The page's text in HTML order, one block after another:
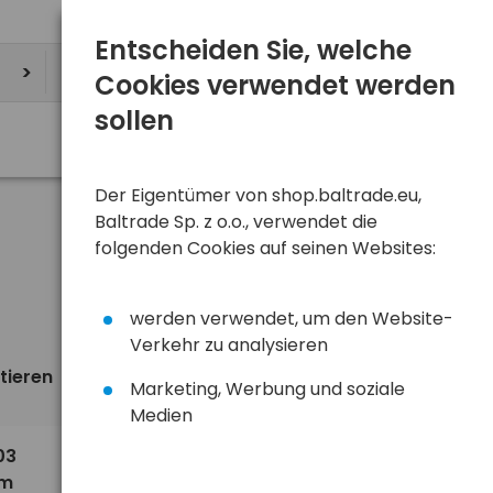
standardmäßig Ansicht
Entscheiden Sie, welche
Cookies verwendet werden
sollen
Der Eigentümer von shop.baltrade.eu,
Baltrade Sp. z o.o., verwendet die
folgenden Cookies auf seinen Websites:
werden verwendet, um den Website-
Verkehr zu analysieren
Marketing, Werbung und soziale
Medien